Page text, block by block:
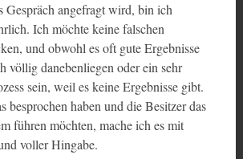
Gespräch angefragt wird, bin ich
Ich möchte keine falschen
und obwohl es oft gute Ergebnisse
völlig danebenliegen oder ein sehr
sein, weil es keine Ergebnisse gibt.
besprochen haben und die Besitzer das
führen möchten, mache ich es mit
voller Hingabe.